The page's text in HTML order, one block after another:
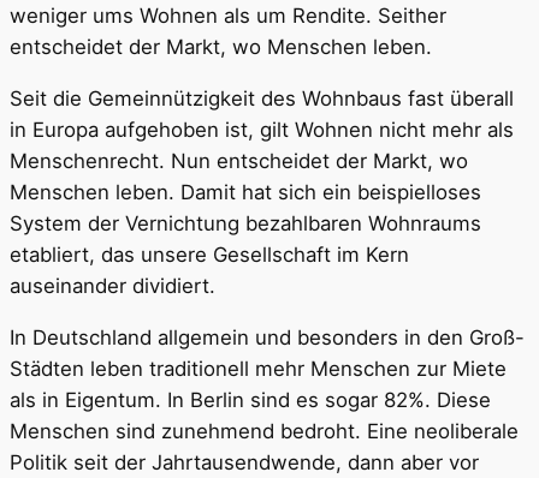
weniger ums Wohnen als um Rendite. Seither
entscheidet der Markt, wo Menschen leben.
Seit die Gemeinnützigkeit des Wohnbaus fast überall
in Europa aufgehoben ist, gilt Wohnen nicht mehr als
Menschenrecht. Nun entscheidet der Markt, wo
Menschen leben. Damit hat sich ein beispielloses
System der Vernichtung bezahlbaren Wohnraums
etabliert, das unsere Gesellschaft im Kern
auseinander dividiert.
In Deutschland allgemein und besonders in den Groß-
Städten leben traditionell mehr Menschen zur Miete
als in Eigentum. In Berlin sind es sogar 82%. Diese
Menschen sind zunehmend bedroht. Eine neoliberale
Politik seit der Jahrtausendwende, dann aber vor